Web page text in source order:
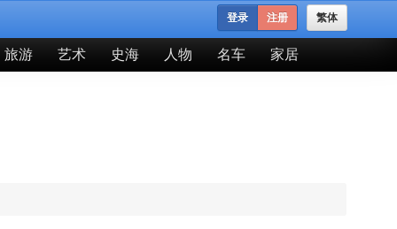
繁体
登录 注册
旅游 艺术 史海 人物 名车 家居